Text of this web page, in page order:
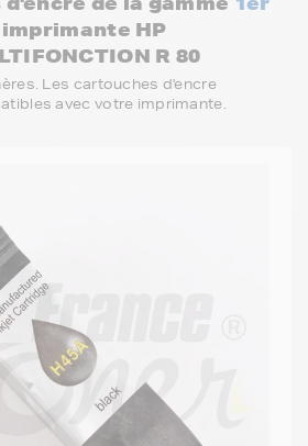
HP
R 80
Les cartouches d'encre
avec votre imprimante.